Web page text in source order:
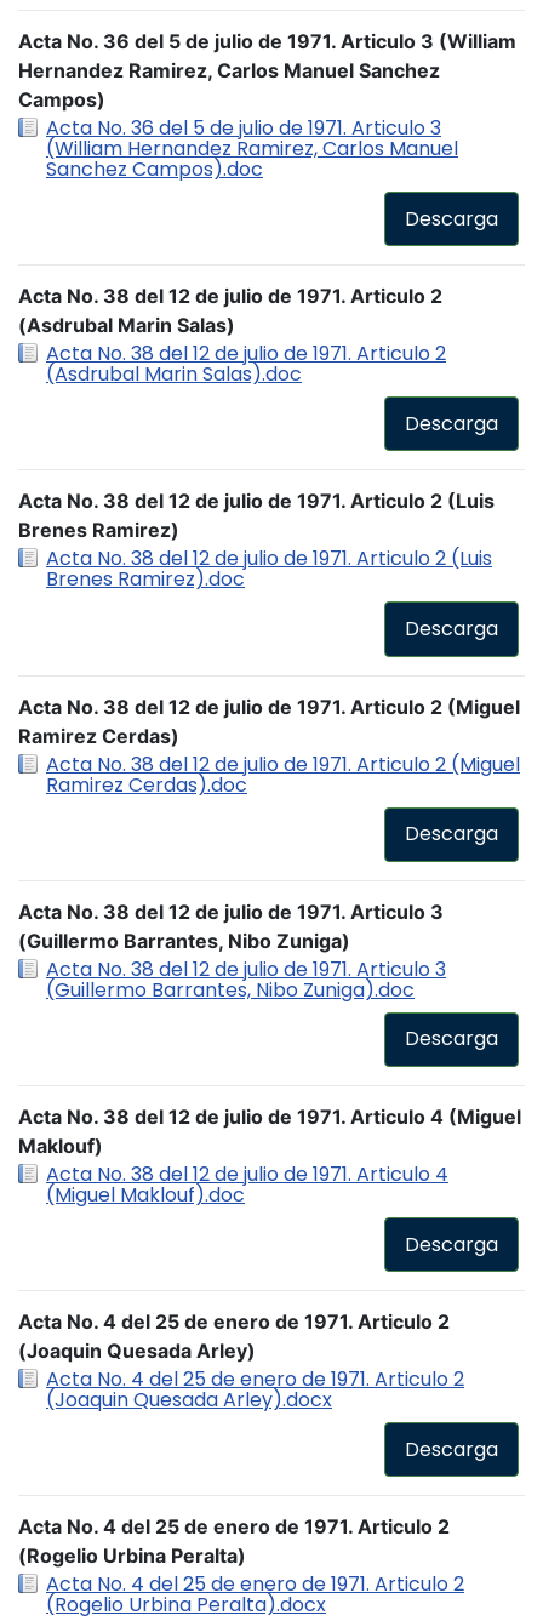
Acta No. 36 del 5 de julio de 1971. Articulo 3 (William
Hernandez Ramirez, Carlos Manuel Sanchez
Campos)
Acta No. 36 del 5 de julio de 1971. Articulo 3
(William Hernandez Ramirez, Carlos Manuel
Sanchez Campos).doc
Descarga
Acta No. 38 del 12 de julio de 1971. Articulo 2
(Asdrubal Marin Salas)
Acta No. 38 del 12 de julio de 1971. Articulo 2
(Asdrubal Marin Salas).doc
Descarga
Acta No. 38 del 12 de julio de 1971. Articulo 2 (Luis
Brenes Ramirez)
Acta No. 38 del 12 de julio de 1971. Articulo 2 (Luis
Brenes Ramirez).doc
Descarga
Acta No. 38 del 12 de julio de 1971. Articulo 2 (Miguel
Ramirez Cerdas)
Acta No. 38 del 12 de julio de 1971. Articulo 2 (Miguel
Ramirez Cerdas).doc
Descarga
Acta No. 38 del 12 de julio de 1971. Articulo 3
(Guillermo Barrantes, Nibo Zuniga)
Acta No. 38 del 12 de julio de 1971. Articulo 3
(Guillermo Barrantes, Nibo Zuniga).doc
Descarga
Acta No. 38 del 12 de julio de 1971. Articulo 4 (Miguel
Maklouf)
Acta No. 38 del 12 de julio de 1971. Articulo 4
(Miguel Maklouf).doc
Descarga
Acta No. 4 del 25 de enero de 1971. Articulo 2
(Joaquin Quesada Arley)
Acta No. 4 del 25 de enero de 1971. Articulo 2
(Joaquin Quesada Arley).docx
Descarga
Acta No. 4 del 25 de enero de 1971. Articulo 2
(Rogelio Urbina Peralta)
Acta No. 4 del 25 de enero de 1971. Articulo 2
(Rogelio Urbina Peralta).docx